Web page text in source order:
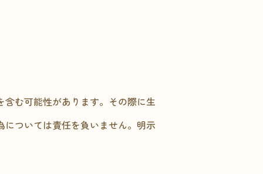
む可能性があります。その際に生
ついては責任を負いません。明示